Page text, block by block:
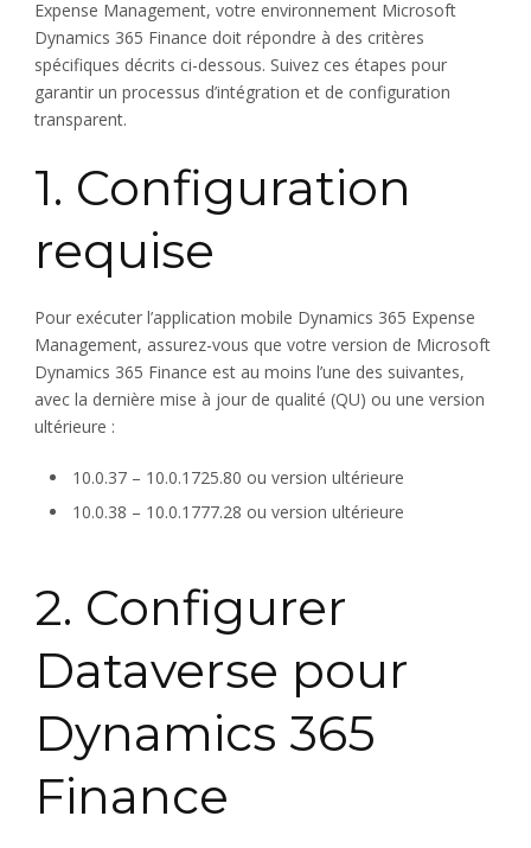
Expense Management, votre environnement Microsoft
Dynamics 365 Finance doit répondre à des critères
spécifiques décrits ci-dessous. Suivez ces étapes pour
garantir un processus d’intégration et de configuration
transparent.
1. Configuration
requise
Pour exécuter l’application mobile Dynamics 365 Expense
Management, assurez-vous que votre version de Microsoft
Dynamics 365 Finance est au moins l’une des suivantes,
avec la dernière mise à jour de qualité (QU) ou une version
ultérieure :
10.0.37 – 10.0.1725.80 ou version ultérieure
10.0.38 – 10.0.1777.28 ou version ultérieure
2. Configurer
Dataverse pour
Dynamics 365
Finance